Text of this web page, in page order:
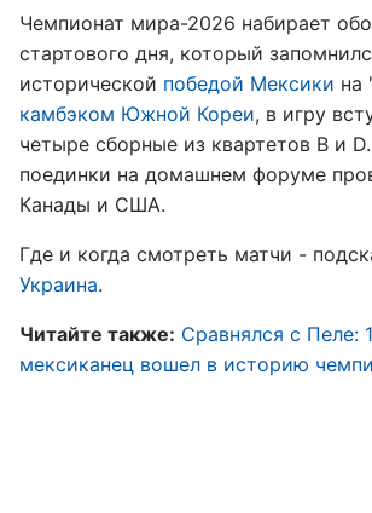
Чемпионат мира-2026 набирает
стартового дня, который
исторической победой Мексики на
камбэком Южной Кореи, в игру
четыре сборные из квартетов B и
поединки на домашнем форуме
Канады и США.
Где и когда смотреть матчи -
Украина.
Читайте также: Сравнялся с Пеле:
мексиканец вошел в историю